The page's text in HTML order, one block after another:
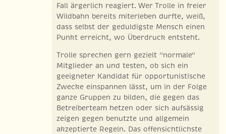
Fall ärgerlich reagiert. Wer Trolle in freier
Wildbahn bereits miterleben durfte, weiß,
dass selbst der geduldigste Mensch einen
Punkt erreicht, wo Überdruck entsteht.
Trolle sprechen gern gezielt "normale"
Mitglieder an und testen, ob sich ein
geeigneter Kandidat für opportunistische
Zwecke einspannen lässt, um in der Folge
ganze Gruppen zu bilden, die gegen das
Betreiberteam hetzen oder sich aufsässig
zeigen gegen benutzte und allgemein
akzeptierte Regeln. Das offensichtlichste